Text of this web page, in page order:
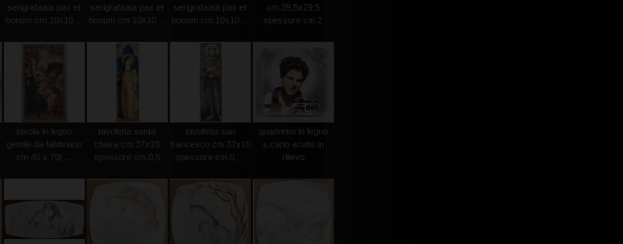
serigrafaata pax et
bonum cm.10x10 ...
serigrafaata pax et
bonum cm.10x10 ...
serigrafaata pax et
bonum cm.10x10 ...
cm.39,5x29,5
spessore cm.2
tavola in legno
gentile da fabbriano
cm.40 x 70( ...
tavoletta santa
chiara cm.37x10
spessore cm.0,5
tavoletta san
francesco cm.37x10
spessore cm.0,...
quadretto in legno
s.carlo acutis in
rilievo